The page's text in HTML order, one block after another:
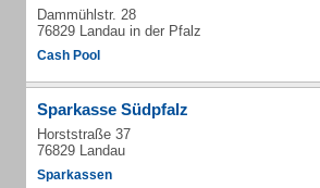
Dammühlstr. 28
76829 Landau in der Pfalz
Cash Pool
Sparkasse Südpfalz
Horststraße 37
76829 Landau
Sparkassen